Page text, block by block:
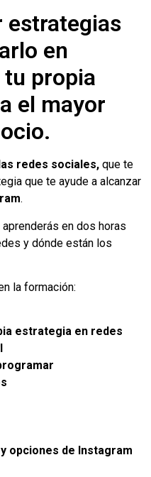
estrategias
en
propia
el mayor
redes sociales, que te
que te ayude a alcanzar
.
en dos horas
y dónde están los
la formación:
estrategia en redes
opciones de Instagram